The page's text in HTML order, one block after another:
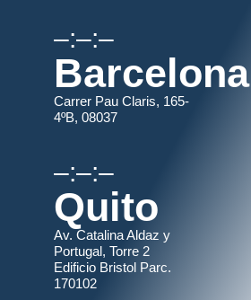
–:–:–
Barcelona
Carrer Pau Claris, 165-
4ºB, 08037
–:–:–
Quito
Av. Catalina Aldaz y
Portugal, Torre 2
Edificio Bristol Parc.
170102